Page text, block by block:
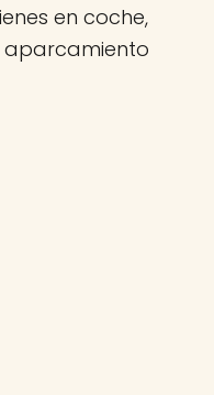
en coche,
aparcamiento